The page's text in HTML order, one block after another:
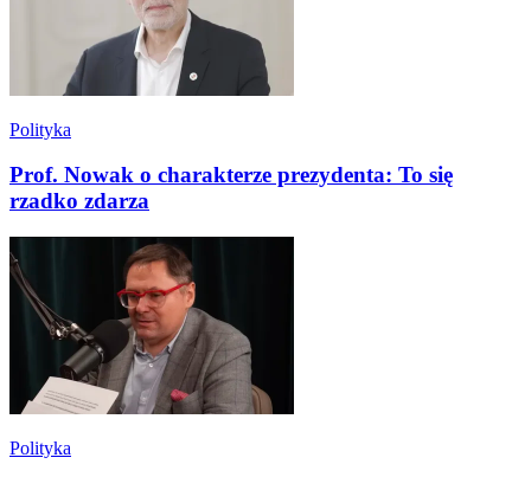
Polityka
Prof. Nowak o charakterze prezydenta: To się
rzadko zdarza
Polityka